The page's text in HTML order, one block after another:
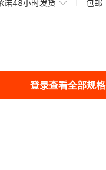
诺48小时发货 包邮
登录查看全部规格